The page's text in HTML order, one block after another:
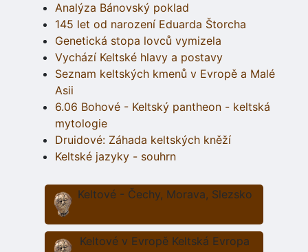
Analýza Bánovský poklad
145 let od narození Eduarda Štorcha
Genetická stopa lovců vymizela
Vychází Keltské hlavy a postavy
Seznam keltských kmenů v Evropě a Malé
Asii
6.06 Bohové - Keltský pantheon - keltská
mytologie
Druidové: Záhada keltských kněží
Keltské jazyky - souhrn
Keltové - Čechy, Morava, Slezsko
Keltové v Evropě Keltská Evropa